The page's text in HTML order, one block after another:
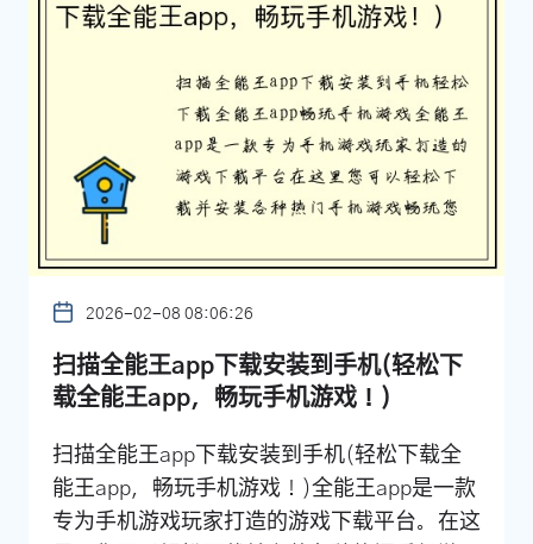
2026-02-08 08:06:26
扫描全能王app下载安装到手机(轻松下
载全能王app，畅玩手机游戏！)
扫描全能王app下载安装到手机(轻松下载全
能王app，畅玩手机游戏！)全能王app是一款
专为手机游戏玩家打造的游戏下载平台。在这